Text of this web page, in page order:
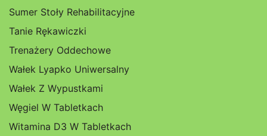
Sumer Stoły Rehabilitacyjne
Tanie Rękawiczki
Trenażery Oddechowe
Wałek Lyapko Uniwersalny
Wałek Z Wypustkami
Węgiel W Tabletkach
Witamina D3 W Tabletkach